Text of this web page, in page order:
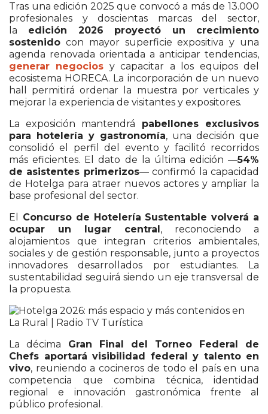
Tras una edición 2025 que convocó a más de 13.000
profesionales y doscientas marcas del sector,
la edición 2026 proyectó un crecimiento
sostenido con mayor superficie expositiva y una
agenda renovada orientada a anticipar tendencias,
generar negocios y capacitar a los equipos del
ecosistema HORECA. La incorporación de un nuevo
hall permitirá ordenar la muestra por verticales y
mejorar la experiencia de visitantes y expositores.
La exposición mantendrá pabellones exclusivos
para hotelería y gastronomía, una decisión que
consolidó el perfil del evento y facilitó recorridos
más eficientes. El dato de la última edición —54%
de asistentes primerizos— confirmó la capacidad
de Hotelga para atraer nuevos actores y ampliar la
base profesional del sector.
El
Concurso de Hotelería Sustentable volverá a
ocupar un lugar central , reconociendo a
alojamientos que integran criterios ambientales,
sociales y de gestión responsable, junto a proyectos
innovadores desarrollados por estudiantes. La
sustentabilidad seguirá siendo un eje transversal de
la propuesta.
La décima Gran Final del Torneo Federal de
Chefs aportará visibilidad federal y talento en
vivo, reuniendo a cocineros de todo el país en una
competencia que combina técnica, identidad
regional e innovación gastronómica frente al
público profesional.